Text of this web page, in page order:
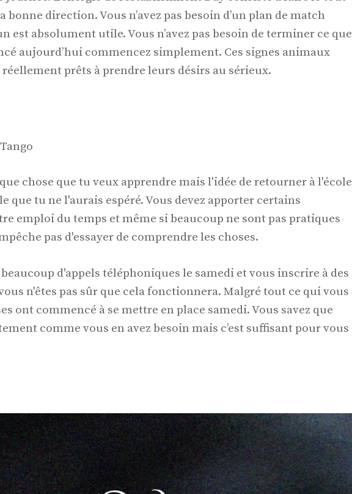
bonne direction. Vous n’avez pas besoin d’un plan de match
est absolument utile. Vous n’avez pas besoin de terminer ce que
aujourd’hui commencez simplement. Ces signes animaux
prêts à prendre leurs désirs au sérieux.
chose que tu veux apprendre mais l'idée de retourner à l'école
que tu ne l'aurais espéré. Vous devez apporter certains
emploi du temps et même si beaucoup ne sont pas pratiques
pas d'essayer de comprendre les choses.
beaucoup d'appels téléphoniques le samedi et vous inscrire à des
n'êtes pas sûr que cela fonctionnera. Malgré tout ce qui vous
ont commencé à se mettre en place samedi. Vous savez que
comme vous en avez besoin mais c’est suffisant pour vous